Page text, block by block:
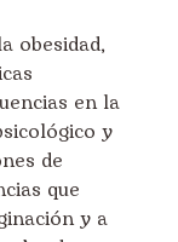
obesidad,
en la
y
de
que
y a